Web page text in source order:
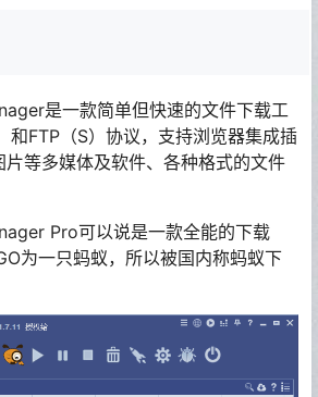
是一款简单但快速的文件下载工
和FTP（S）协议，支持浏览器集成插
等多媒体及软件、各种格式的文件
Pro可以说是一款全能的下载
为一只蚂蚁，所以被国内称蚂蚁下